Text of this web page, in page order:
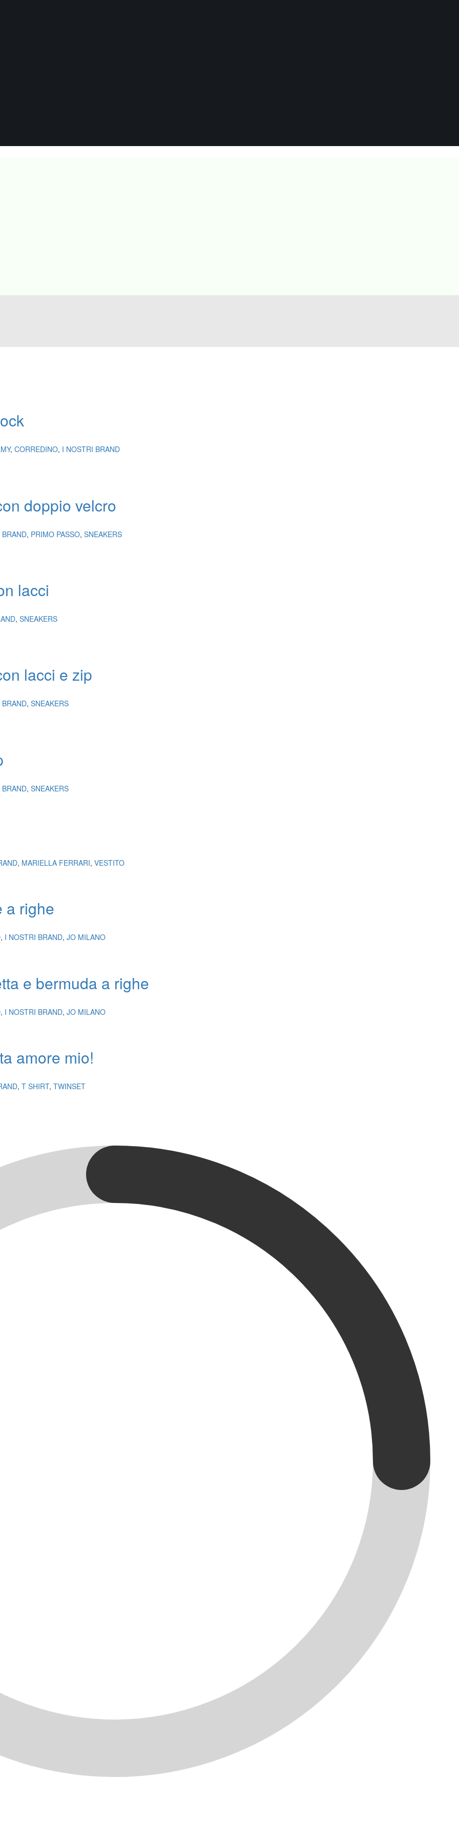
, CORREDINO, I NOSTRI BRAND
doppio velcro
, PRIMO PASSO, SNEAKERS
lacci
, SNEAKERS
lacci e zip
, SNEAKERS
, SNEAKERS
, MARIELLA FERRARI, VESTITO
a righe
, I NOSTRI BRAND, JO MILANO
e bermuda a righe
, I NOSTRI BRAND, JO MILANO
amore mio!
, T SHIRT, TWINSET